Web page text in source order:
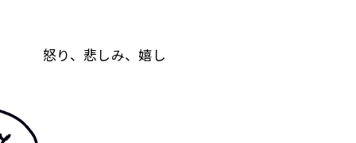
怒り、悲しみ、嬉し